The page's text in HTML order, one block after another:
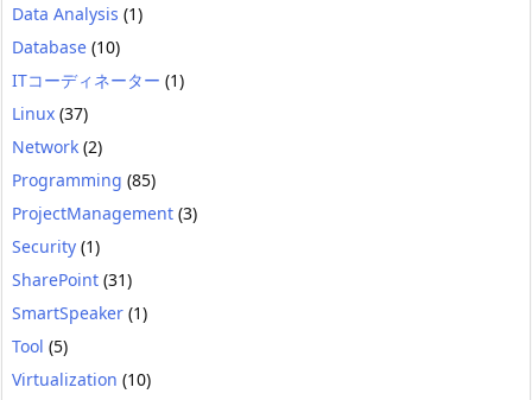
Data Analysis (1)
Database (10)
ITコーディネーター (1)
Linux (37)
Network (2)
Programming (85)
ProjectManagement (3)
Security (1)
SharePoint (31)
SmartSpeaker (1)
Tool (5)
Virtualization (10)